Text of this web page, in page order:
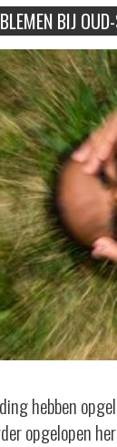
BIJ
hebben
opgelopen